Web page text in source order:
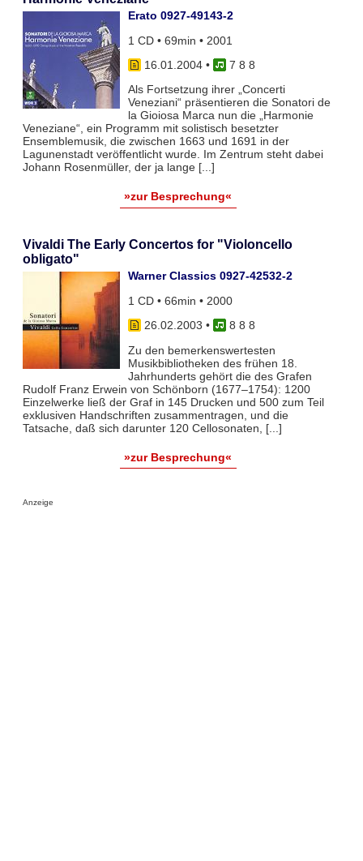
Erato 0927-49143-2
1 CD • 69min • 2001
16.01.2004•
7 8 8
Als Fortsetzung ihrer „Concerti
Veneziani“ präsentieren die Sonatori de
la Gioiosa Marca nun die „Harmonie
Veneziane“, ein Programm mit solistisch besetzter
Ensemblemusik, die zwischen 1663 und 1691 in der
Lagunenstadt veröffentlicht wurde. Im Zentrum steht dabei
Johann Rosenmüller, der ja lange [...]
»zur Besprechung«
Vivaldi The Early Concertos for "Violoncello
obligato"
Warner Classics 0927-42532-2
1 CD • 66min • 2000
26.02.2003 •
8 8 8
Zu den bemerkenswertesten
Musikbibliotheken des frühen 18.
Jahrhunderts gehört die des Grafen
Rudolf Franz Erwein von Schönborn (1677–1754): 1200
Einzelwerke ließ der Graf in 145 Drucken und 500 zum Teil
exklusiven Handschriften zusammentragen, und die
Tatsache, daß sich darunter 120 Cellosonaten, [...]
»zur Besprechung«
Anzeige